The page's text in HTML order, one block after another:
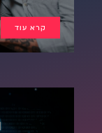
קרא עוד